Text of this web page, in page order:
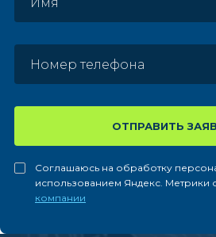
ОТПРАВИТЬ
Соглашаюсь на обработку
использованием Яндекс. Метрики
компании